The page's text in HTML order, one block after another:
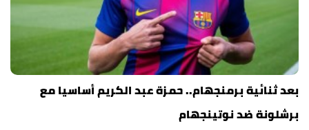
بعد ثنائية برمنجهام.. حمزة عبد الكريم أساسيا مع
برشلونة ضد نوتينجهام